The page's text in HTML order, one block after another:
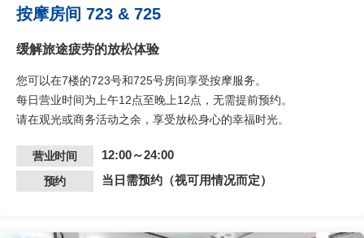
按摩房间 723 & 725
缓解旅途疲劳的放松体验
您可以在7楼的723号和725号房间享受按摩服务。
每日营业时间为上午12点至晚上12点，无需提前预约。
请在观光或商务活动之余，享受放松身心的幸福时光。
营业时间 12:00～24:00
预约 当日需预约（视可用情况而定）